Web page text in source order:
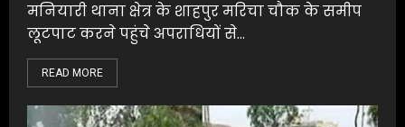
मनियारी थाना क्षेत्र के शाहपुर मरिचा चौक के समीप
लूटपाट करने पहुंचे अपराधियों से...
READ MORE